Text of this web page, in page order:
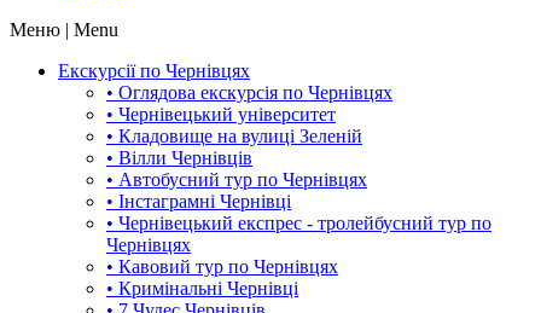
Меню | Menu
Екскурсії по Чернівцях
• Оглядова екскурсія по Чернівцях
• Чернівецький університет
• Кладовище на вулиці Зеленій
• Вілли Чернівців
• Автобусний тур по Чернівцях
• Інстаграмні Чернівці
• Чернівецький експрес - тролейбусний тур по
Чернівцях
• Кавовий тур по Чернівцях
• Кримінальні Чернівці